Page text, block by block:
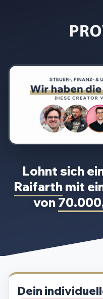
Lohnt sich
Raifarth mit
von
Dein